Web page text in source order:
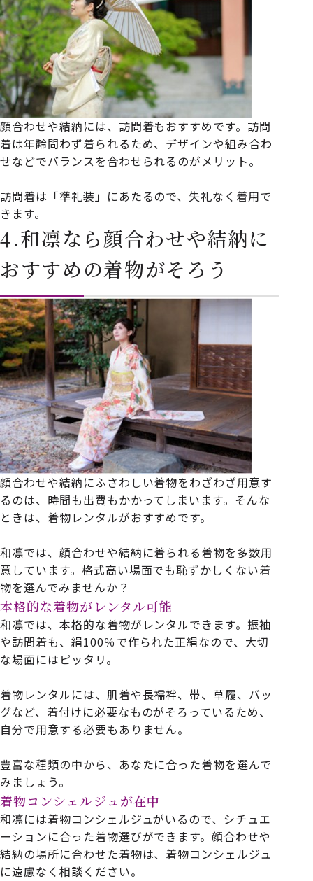
顔合わせや結納には、訪問着もおすすめです。訪問
着は年齢問わず着られるため、デザインや組み合わ
せなどでバランスを合わせられるのがメリット。
訪問着は「準礼装」にあたるので、失礼なく着用で
きます。
4.和凛なら顔合わせや結納に
おすすめの着物がそろう
顔合わせや結納にふさわしい着物をわざわざ用意す
るのは、時間も出費もかかってしまいます。そんな
ときは、着物レンタルがおすすめです。
和凛では、顔合わせや結納に着られる着物を多数用
意しています。格式高い場面でも恥ずかしくない着
物を選んでみませんか？
本格的な着物がレンタル可能
和凛では、本格的な着物がレンタルできます。振袖
や訪問着も、絹100％で作られた正絹なので、大切
な場面にはピッタリ。
着物レンタルには、肌着や長襦袢、帯、草履、バッ
グなど、着付けに必要なものがそろっているため、
自分で用意する必要もありません。
豊富な種類の中から、あなたに合った着物を選んで
みましょう。
着物コンシェルジュが在中
和凛には着物コンシェルジュがいるので、シチュエ
ーションに合った着物選びができます。顔合わせや
結納の場所に合わせた着物は、着物コンシェルジュ
に遠慮なく相談ください。